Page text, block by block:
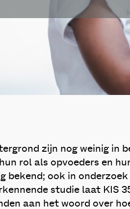
zijn nog weinig in
rol als opvoeders en
bekend; ook in
studie laat KIS
aan het woord over